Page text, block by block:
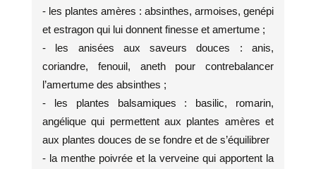
- les plantes amères : absinthes, armoises, genépi
et estragon qui lui donnent finesse et amertume ;
- les anisées aux saveurs douces : anis,
coriandre, fenouil, aneth pour contrebalancer
l’amertume des absinthes ;
- les plantes balsamiques : basilic, romarin,
angélique qui permettent aux plantes amères et
aux plantes douces de se fondre et de s’équilibrer
- la menthe poivrée et la verveine qui apportent la